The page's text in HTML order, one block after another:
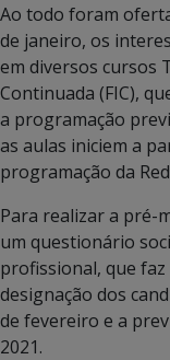
Ao todo foram
de janeiro, os
em diversos cursos
Continuada (FIC),
a programação
as aulas iniciem a
programação da
Para realizar a pré-
um questionário
profissional, que faz
designação dos
de fevereiro e a
2021.